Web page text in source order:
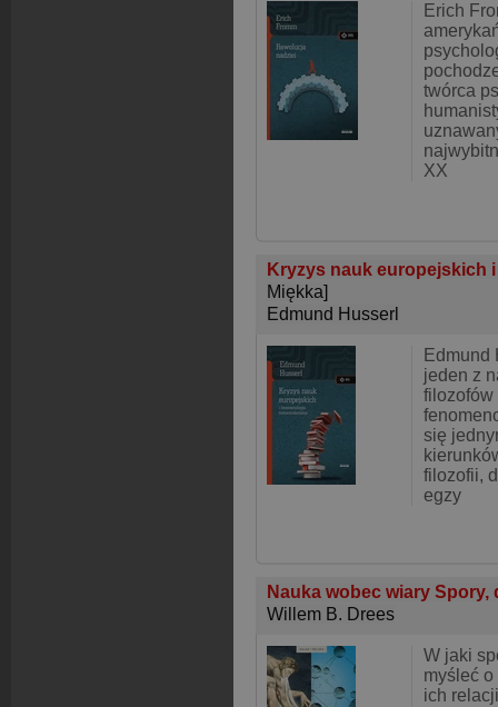
Erich
twórca
XX
Kryzys nauk europejskich
Miękka]
Edmund Husserl
Edmund
jeden z
filozofów
się
filozofii,
egzy
Nauka wobec wiary
Willem B. Drees
W jaki
myśleć
ich